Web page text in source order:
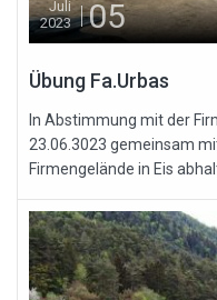
Juli
2023
05
Übung Fa.Urbas
In Abstimmung mit der
23.06.3023 gemeinsam
Firmengelände in Eis